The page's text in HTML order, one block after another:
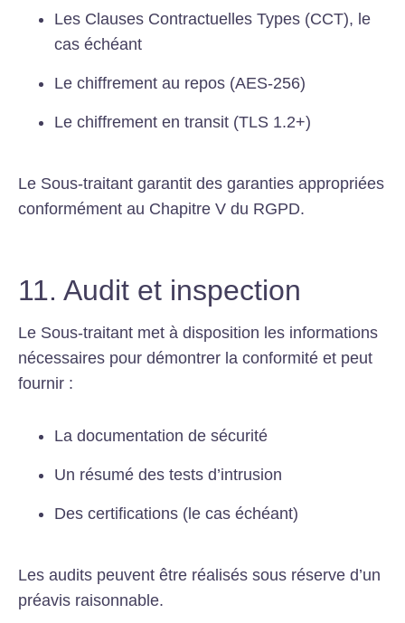
Les Clauses Contractuelles Types (CCT), le
cas échéant
Le chiffrement au repos (AES-256)
Le chiffrement en transit (TLS 1.2+)
Le Sous-traitant garantit des garanties appropriées
conformément au Chapitre V du RGPD.
11. Audit et inspection
Le Sous-traitant met à disposition les informations
nécessaires pour démontrer la conformité et peut
fournir :
La documentation de sécurité
Un résumé des tests d’intrusion
Des certifications (le cas échéant)
Les audits peuvent être réalisés sous réserve d’un
préavis raisonnable.